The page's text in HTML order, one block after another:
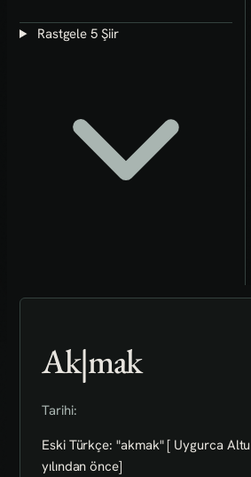
Rastgele 5 Şiir
Ak|mak
Tarihi:
Eski Türkçe: "akmak" [ Uygurca
yılından önce]